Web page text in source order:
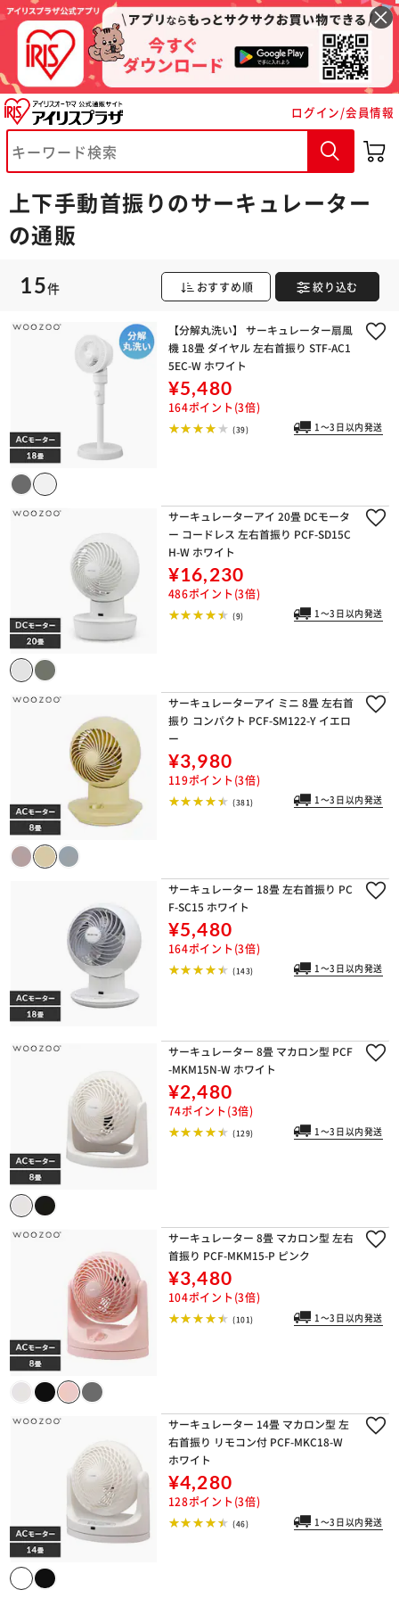
ログイン/会員情報
上下手動首振りのサーキュレーター
の通販
15件 おすすめ順 絞り込む
【分解丸洗い】 サーキュレーター扇風
機 18畳 ダイヤル 左右首振り STF-AC1
5EC-W ホワイト
¥5,480
164ポイント(3倍)
(39) 1～3日以内発送
サーキュレーターアイ 20畳 DCモータ
ー コードレス 左右首振り PCF-SD15C
H-W ホワイト
¥16,230
486ポイント(3倍)
(9) 1～3日以内発送
サーキュレーターアイ ミニ 8畳 左右首
振り コンパクト PCF-SM122-Y イエロ
ー
¥3,980
119ポイント(3倍)
(381) 1～3日以内発送
サーキュレーター 18畳 左右首振り PC
F-SC15 ホワイト
¥5,480
164ポイント(3倍)
(143) 1～3日以内発送
サーキュレーター 8畳 マカロン型 PCF
-MKM15N-W ホワイト
¥2,480
74ポイント(3倍)
(129) 1～3日以内発送
サーキュレーター 8畳 マカロン型 左右
首振り PCF-MKM15-P ピンク
¥3,480
104ポイント(3倍)
(101) 1～3日以内発送
サーキュレーター 14畳 マカロン型 左
右首振り リモコン付 PCF-MKC18-W
ホワイト
¥4,280
128ポイント(3倍)
(46) 1～3日以内発送
※ご確認ください